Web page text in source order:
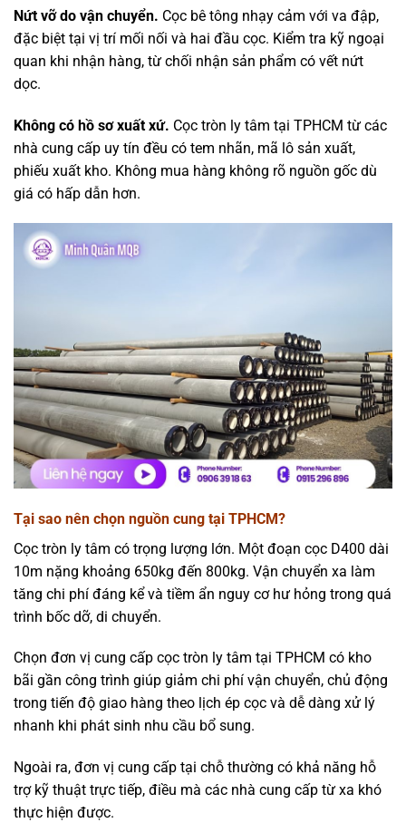
Nứt vỡ do vận chuyển. Cọc bê tông nhạy cảm với va đập,
đặc biệt tại vị trí mối nối và hai đầu cọc. Kiểm tra kỹ ngoại
quan khi nhận hàng, từ chối nhận sản phẩm có vết nứt
dọc.
Không có hồ sơ xuất xứ. Cọc tròn ly tâm tại TPHCM từ các
nhà cung cấp uy tín đều có tem nhãn, mã lô sản xuất,
phiếu xuất kho. Không mua hàng không rõ nguồn gốc dù
giá có hấp dẫn hơn.
Tại sao nên chọn nguồn cung tại TPHCM?
Cọc tròn ly tâm có trọng lượng lớn. Một đoạn cọc D400 dài
10m nặng khoảng 650kg đến 800kg. Vận chuyển xa làm
tăng chi phí đáng kể và tiềm ẩn nguy cơ hư hỏng trong quá
trình bốc dỡ, di chuyển.
Chọn đơn vị cung cấp cọc tròn ly tâm tại TPHCM có kho
bãi gần công trình giúp giảm chi phí vận chuyển, chủ động
trong tiến độ giao hàng theo lịch ép cọc và dễ dàng xử lý
nhanh khi phát sinh nhu cầu bổ sung.
Ngoài ra, đơn vị cung cấp tại chỗ thường có khả năng hỗ
trợ kỹ thuật trực tiếp, điều mà các nhà cung cấp từ xa khó
thực hiện được.